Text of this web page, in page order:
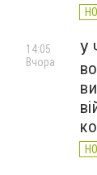
У
14:05
Вчора